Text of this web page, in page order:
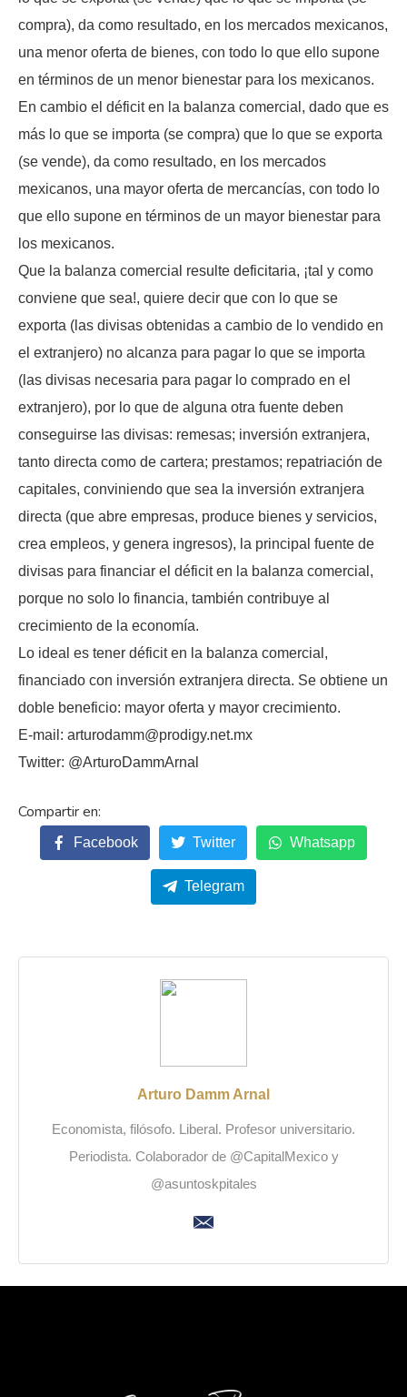
compra), da como resultado, en los mercados mexicanos,
una menor oferta de bienes, con todo lo que ello supone
en términos de un menor bienestar para los mexicanos.
En cambio el déficit en la balanza comercial, dado que es
más lo que se importa (se compra) que lo que se exporta
(se vende), da como resultado, en los mercados
mexicanos, una mayor oferta de mercancías, con todo lo
que ello supone en términos de un mayor bienestar para
los mexicanos.
Que la balanza comercial resulte deficitaria, ¡tal y como
conviene que sea!, quiere decir que con lo que se
exporta (las divisas obtenidas a cambio de lo vendido en
el extranjero) no alcanza para pagar lo que se importa
(las divisas necesaria para pagar lo comprado en el
extranjero), por lo que de alguna otra fuente deben
conseguirse las divisas: remesas; inversión extranjera,
tanto directa como de cartera; prestamos; repatriación de
capitales, conviniendo que sea la inversión extranjera
directa (que abre empresas, produce bienes y servicios,
crea empleos, y genera ingresos), la principal fuente de
divisas para financiar el déficit en la balanza comercial,
porque no solo lo financia, también contribuye al
crecimiento de la economía.
Lo ideal es tener déficit en la balanza comercial,
financiado con inversión extranjera directa. Se obtiene un
doble beneficio: mayor oferta y mayor crecimiento.
E-mail: arturodamm@prodigy.net.mx
Twitter: @ArturoDammArnal
Facebook Twitter Whatsapp
Telegram
Arturo Damm Arnal
Economista, filósofo. Liberal. Profesor universitario.
Periodista. Colaborador de @CapitalMexico y
@asuntoskpitales